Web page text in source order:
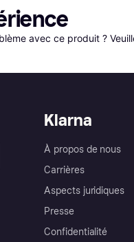
avec ce produit ?
Klarna
À propos de nous
Carrières
Aspects juridiques
Presse
Confidentialité